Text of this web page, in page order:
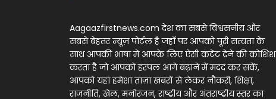
Aagaazfirstnews.com देश का सबसे विश्वसनीय और
सबसे बेहतर न्यूज़ पोर्टल है जहाँ पर आपको पूरी सत्यता के
साथ आपकी भाषा में आपके लिए ऐसी कंटेंट देने की कोशिश
करता है जो आपको हरपल आगे बढ़ाने में मदद कर सकें,
आपको यहां हमेशा ताज़ा खबरों से लेकर नौकरी, शिक्षा,
राजनीति, खेल, मनोरंजन, राष्ट्रीय और अंतराष्ट्रीय स्तर का